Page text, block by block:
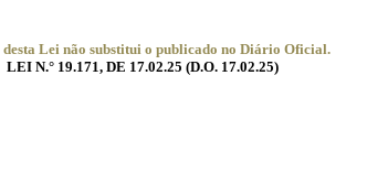
desta Lei não substitui o publicado no Diário Oficial.
LEI N.° 19.171, DE 17.02.25 (D.O. 17.02.25)